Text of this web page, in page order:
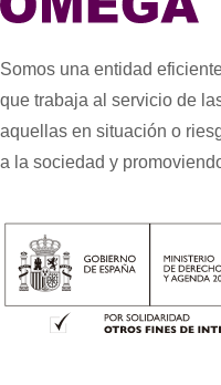
Somos una entidad
que trabaja al servicio de
aquellas en situación o
a la sociedad y